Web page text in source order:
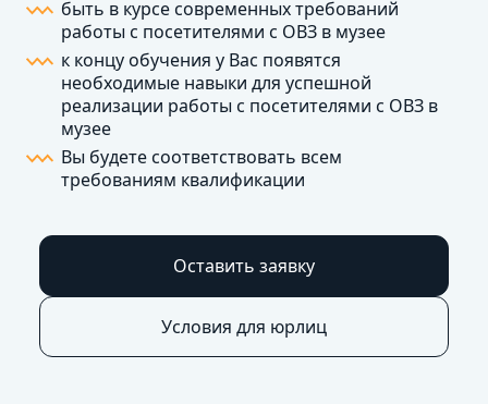
быть в курсе современных требований
работы с посетителями с ОВЗ в музее
к концу обучения у Вас появятся
необходимые навыки для успешной
реализации работы с посетителями с ОВЗ в
музее
Вы будете соответствовать всем
требованиям квалификации
Оставить заявку
Условия для юрлиц